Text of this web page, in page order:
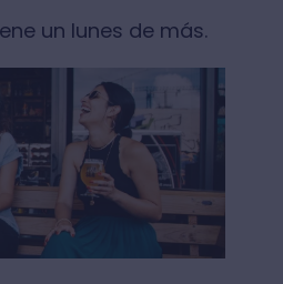
un lunes de más.